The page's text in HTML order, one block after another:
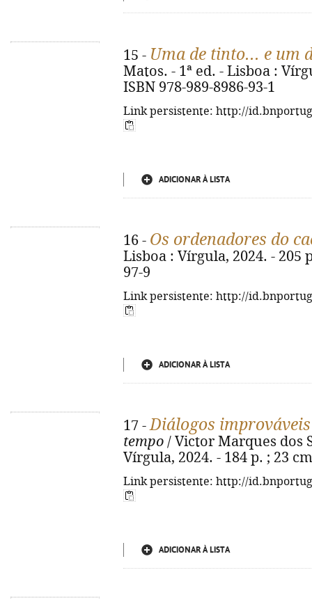
15 - Uma de tinto... e um
Matos. - 1ª ed. - Lisboa :
ISBN 978-989-8986-93-1
Link persistente: http://
ADICIONAR À LISTA
16 - Os ordenadores do
Lisboa : Vírgula, 2024. - 205
97-9
Link persistente: http://
ADICIONAR À LISTA
17 -Diálogos improváveis
tempo / Victor Marques dos
Vírgula, 2024. - 184 p. ; 23
Link persistente: http://
ADICIONAR À LISTA